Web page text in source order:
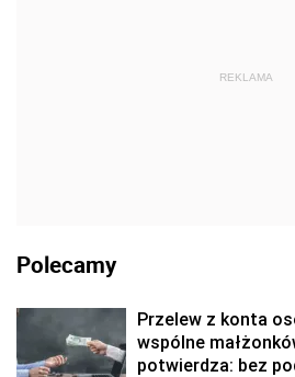
REKLAMA
Polecamy
Przelew z konta
wspólne
potwierdza: bez